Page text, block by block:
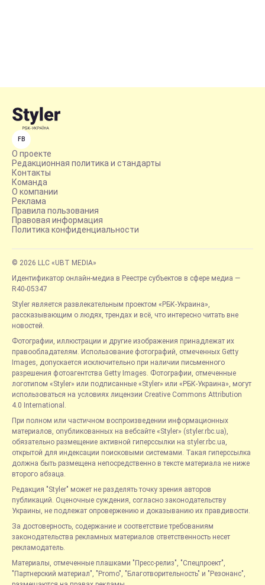
FB
О проекте
Редакционная политика и стандарты
Контакты
Команда
О компании
Реклама
Правила пользования
Правовая информация
Политика конфиденциальности
© 2026 LLC «UBT MEDIA»
Идентификатор онлайн-медиа в Реестре субъектов в сфере медиа —
R40-05347
Styler является развлекательным проектом «РБК-Украина»,
рассказывающим о людях, трендах и всё, что интересно читать вне
новостей.
Фотографии, иллюстрации и другие изображения принадлежат их
правообладателям. Использование фотографий, отмеченных Getty
Images, допускается исключительно при наличии письменного
разрешения фотоагентства Getty Images. Фотографии, отмеченные
логотипом «Styler» или подписанные «Styler» или «РБК-Украина», могут
использоваться на условиях лицензии Creative Commons Attribution
4.0 International.
При полном или частичном воспроизведении информационных
материалов, опубликованных на вебсайте «Styler» (styler.rbc.ua),
обязательно размещение активной гиперссылки на styler.rbc.ua,
открытой для индексации поисковыми системами. Такая гиперссылка
должна быть размещена непосредственно в тексте материала не ниже
второго абзаца.
Редакция "Styler" может не разделять точку зрения авторов
публикаций. Оценочные суждения, согласно законодательству
Украины, не подлежат опровержению и доказыванию их правдивости.
За достоверность, содержание и соответствие требованиям
законодательства рекламных материалов ответственность несет
рекламодатель.
Материалы, отмеченные плашками "Пресс-релиз", "Спецпроект",
"Партнерский материал", "Promo", "Благотворительность" и "Резонанс",